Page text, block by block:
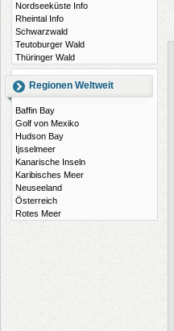
Nordseeküste Info
Rheintal Info
Schwarzwald
Teutoburger Wald
Thüringer Wald
Regionen Weltweit
Baffin Bay
Golf von Mexiko
Hudson Bay
Ijsselmeer
Kanarische Inseln
Karibisches Meer
Neuseeland
Österreich
Rotes Meer